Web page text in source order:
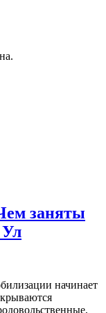
заняты
Ул
начинает